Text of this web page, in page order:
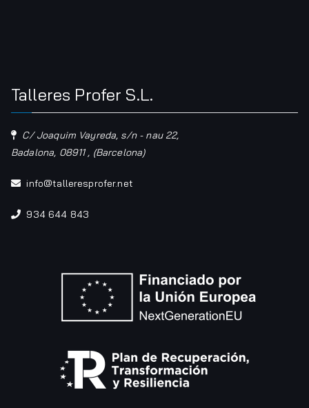
Talleres Profer S.L.
C/ Joaquim Vayreda, s/n - nau 22,
Badalona, 08911, (Barcelona)
info@talleresprofer.net
934 644 843